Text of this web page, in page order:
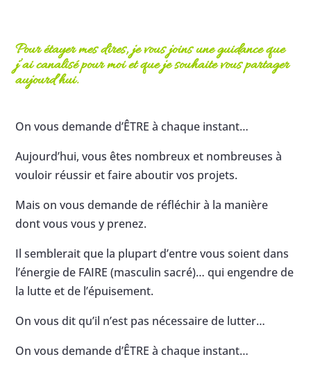
Pour étayer mes dires, je vous joins une guidance que
j’ai canalisé pour moi et que je souhaite vous partager
aujourd’hui.
On vous demande d’ÊTRE à chaque instant…
Aujourd’hui, vous êtes nombreux et nombreuses à
vouloir réussir et faire aboutir vos projets.
Mais on vous demande de réfléchir à la manière
dont vous vous y prenez.
Il semblerait que la plupart d’entre vous soient dans
l’énergie de FAIRE (masculin sacré)… qui engendre de
la lutte et de l’épuisement.
On vous dit qu’il n’est pas nécessaire de lutter…
On vous demande d’ÊTRE à chaque instant…